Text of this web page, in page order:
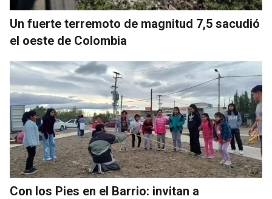
Un fuerte terremoto de magnitud 7,5 sacudió
el oeste de Colombia
Con los Pies en el Barrio: invitan a